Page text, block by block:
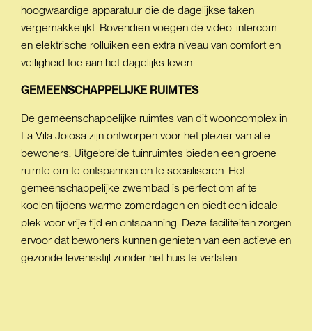
hoogwaardige apparatuur die de dagelijkse taken
vergemakkelijkt. Bovendien voegen de video-intercom
en elektrische rolluiken een extra niveau van comfort en
veiligheid toe aan het dagelijks leven.
GEMEENSCHAPPELIJKE RUIMTES
De gemeenschappelijke ruimtes van dit wooncomplex in
La Vila Joiosa zijn ontworpen voor het plezier van alle
bewoners. Uitgebreide tuinruimtes bieden een groene
ruimte om te ontspannen en te socialiseren. Het
gemeenschappelijke zwembad is perfect om af te
koelen tijdens warme zomerdagen en biedt een ideale
plek voor vrije tijd en ontspanning. Deze faciliteiten zorgen
ervoor dat bewoners kunnen genieten van een actieve en
gezonde levensstijl zonder het huis te verlaten.